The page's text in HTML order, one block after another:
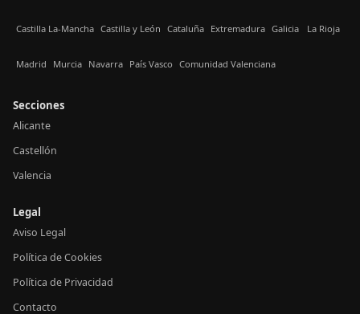
Castilla La-Mancha Castilla y León Cataluña Extremadura Galicia La Rioja
Madrid Murcia Navarra País Vasco Comunidad Valenciana
Secciones
Alicante
Castellón
Valencia
Legal
Aviso Legal
Política de Cookies
Política de Privacidad
Contacto